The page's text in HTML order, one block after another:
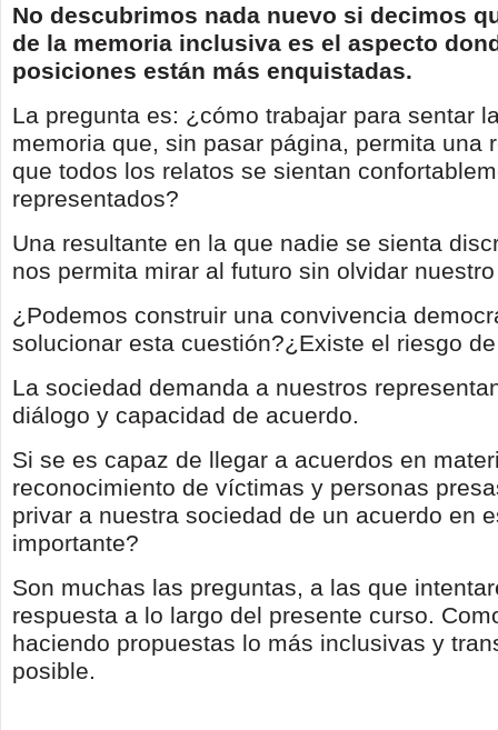
No descubrimos nada nuevo si decimos
de la memoria inclusiva es el aspecto
posiciones están más enquistadas.
La pregunta es: ¿cómo trabajar para sentar
memoria que, sin pasar página, permita una
que todos los relatos se sientan
representados?
Una resultante en la que nadie se sienta
nos permita mirar al futuro sin olvidar
¿Podemos construir una convivencia
solucionar esta cuestión?¿Existe el riesgo
La sociedad demanda a nuestros
diálogo y capacidad de acuerdo.
Si se es capaz de llegar a acuerdos en
reconocimiento de víctimas y personas
privar a nuestra sociedad de un acuerdo en
importante?
Son muchas las preguntas, a las que
respuesta a lo largo del presente curso.
haciendo propuestas lo más inclusivas y
posible.